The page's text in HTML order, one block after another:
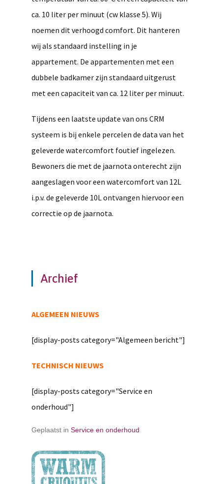
Archief
ALGEMEEN NIEUWS
[display-posts category="Algemeen bericht"]
TECHNISCH NIEUWS
[display-posts category="Service en
onderhoud"]
ca. 10 liter per minuut (cw klasse 5). Wij
noemen dit verhoogd comfort. Dit hanteren
wij als standaard instelling in je
appartement. De appartementen met een
dubbele badkamer zijn standaard uitgerust
met een capaciteit van ca. 12 liter per minuut.
Tijdens een laatste update van ons CRM
systeem is bij enkele percelen de data van het
geleverde watercomfort foutief ingelezen.
Bewoners die met de jaarnota onterecht zijn
aangeslagen voor een watercomfort van 12L
i.p.v. de geleverde 10L ontvangen hiervoor een
correctie op de jaarnota.
Geplaatst in Service en onderhoud